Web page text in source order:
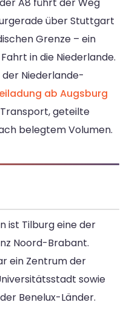
A8 führt der Weg
über Stuttgart
Grenze – ein
in die Niederlande.
Niederlande-
ab Augsburg
geteilte
belegtem Volumen.
ist Tilburg eine der
Noord-Brabant.
ein Zentrum der
sowie
Benelux-Länder.